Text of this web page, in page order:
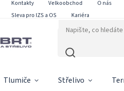
Kontakty Velkoobchod O nás
Sleva pro IZS a OS
Kariéra
Tlumiče Střelivo